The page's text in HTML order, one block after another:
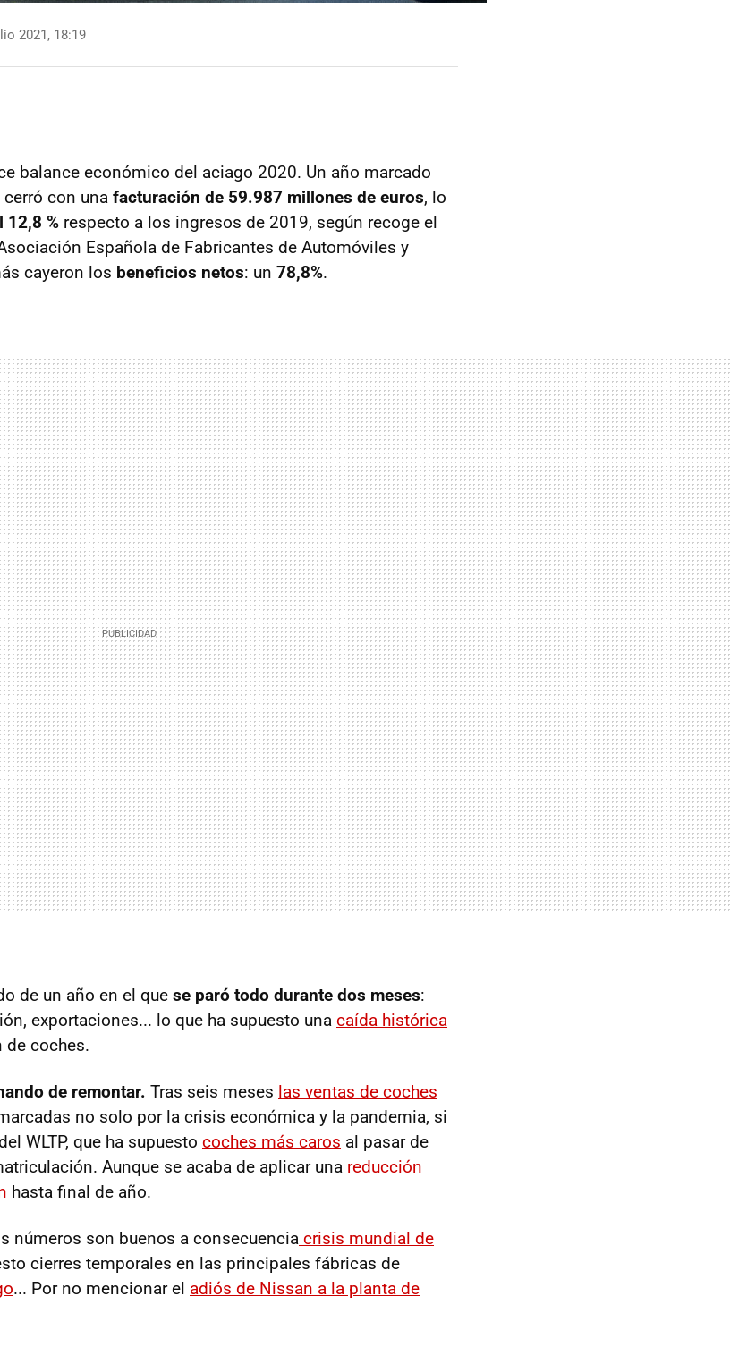
2021, 18:19
balance económico del aciago 2020. Un año marcado
con una facturación de 59.987 millones de euros, lo
12,8 % respecto a los ingresos de 2019, según recoge el
Española de Fabricantes de Automóviles y
cayeron los beneficios netos: un 78,8%.
de un año en el que se paró todo durante dos meses:
exportaciones... lo que ha supuesto una caída histórica
de coches.
de remontar. Tras seis meses las ventas de coches
no solo por la crisis económica y la pandemia, si
WLTP, que ha supuesto coches más caros al pasar de
Aunque se acaba de aplicar una reducción
hasta final de año.
números son buenos a consecuencia crisis mundial de
cierres temporales en las principales fábricas de
... Por no mencionar el adiós de Nissan a la planta de